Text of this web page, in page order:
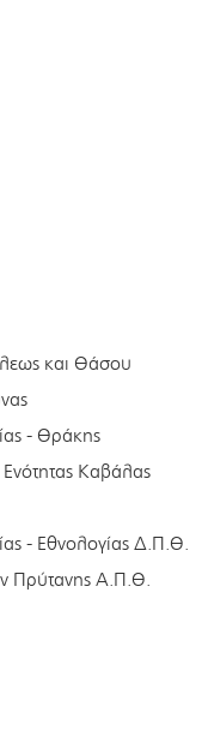
και Θάσου
- Θράκης
Ενότητας Καβάλας
- Εθνολογίας Δ.Π.Θ.
Πρύτανης Α.Π.Θ.